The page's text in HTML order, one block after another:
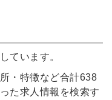
ています。
・特徴など合計638
た求人情報を検索す